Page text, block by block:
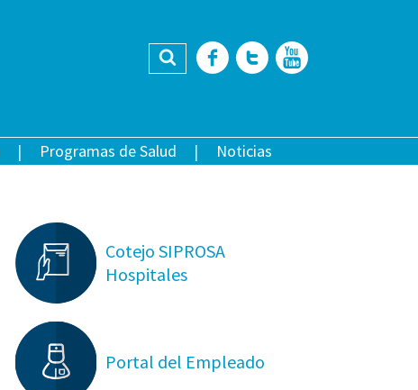
Buscar Facebook
Twitter
Programas de Salud Noticias
Cotejo SIPROSA
Hospitales
Portal del Empleado